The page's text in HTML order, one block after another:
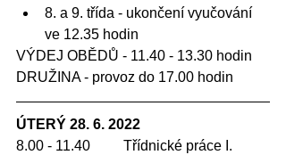
8. a 9. třída - ukončení vyučování
ve 12.35 hodin
VÝDEJ OBĚDŮ - 11.40 - 13.30 hodin
DRUŽINA - provoz do 17.00 hodin
ÚTERÝ 28. 6. 2022
8.00 - 11.40 	Třídnické práce I.